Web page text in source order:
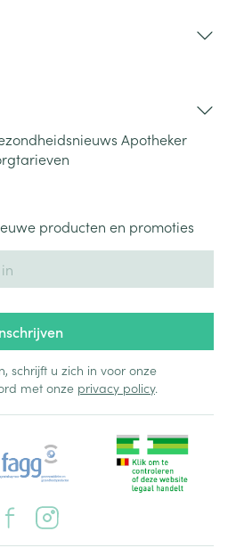
Apotheker
producten en promoties
schrijft u zich in voor onze
met onze privacy policy.